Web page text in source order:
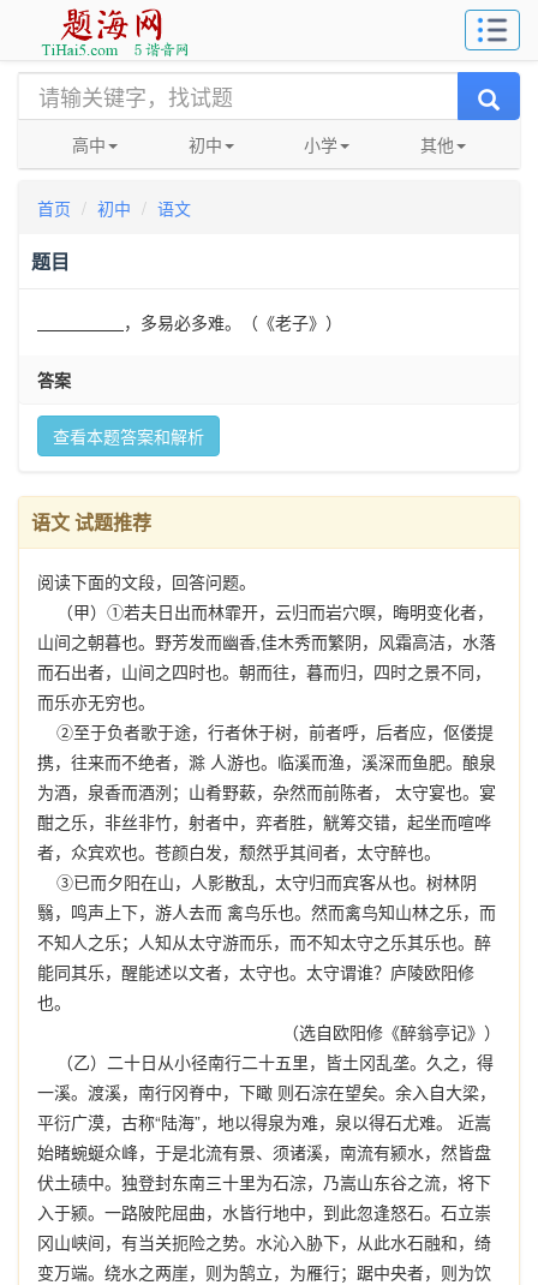
高中 初中 小学 其他
首页 初中 语文
题目
，多易必多难。（《老子》）
答案
查看本题答案和解析
语文 试题推荐
阅读下面的文段，回答问题。
（甲）①若夫日出而林霏开，云归而岩穴暝，晦明变化者，
山间之朝暮也。野芳发而幽香,佳木秀而繁阴，风霜高洁，水落
而石出者，山间之四时也。朝而往，暮而归，四时之景不同，
而乐亦无穷也。
②至于负者歌于途，行者休于树，前者呼，后者应，伛偻提
携，往来而不绝者，滁 人游也。临溪而渔，溪深而鱼肥。酿泉
为酒，泉香而酒洌；山肴野蔌，杂然而前陈者， 太守宴也。宴
酣之乐，非丝非竹，射者中，弈者胜，觥筹交错，起坐而喧哗
者，众宾欢也。苍颜白发，颓然乎其间者，太守醉也。
③已而夕阳在山，人影散乱，太守归而宾客从也。树林阴
翳，鸣声上下，游人去而 禽鸟乐也。然而禽鸟知山林之乐，而
不知人之乐；人知从太守游而乐，而不知太守之乐其乐也。醉
能同其乐，醒能述以文者，太守也。太守谓谁？庐陵欧阳修
也。
（选自欧阳修《醉翁亭记》）
（乙）二十日从小径南行二十五里，皆土冈乱垄。久之，得
一溪。渡溪，南行冈脊中，下瞰 则石淙在望矣。余入自大梁，
平衍广漠，古称“陆海”，地以得泉为难，泉以得石尤难。 近嵩
始睹蜿蜒众峰，于是北流有景、须诸溪，南流有颍水，然皆盘
伏土碛中。独登封东南三十里为石淙，乃嵩山东谷之流，将下
入于颍。一路陂陀屈曲，水皆行地中，到此忽逢怒石。石立崇
冈山峡间，有当关扼险之势。水沁入胁下，从此水石融和，绮
变万端。绕水之两崖，则为鹄立，为雁行；踞中央者，则为饮